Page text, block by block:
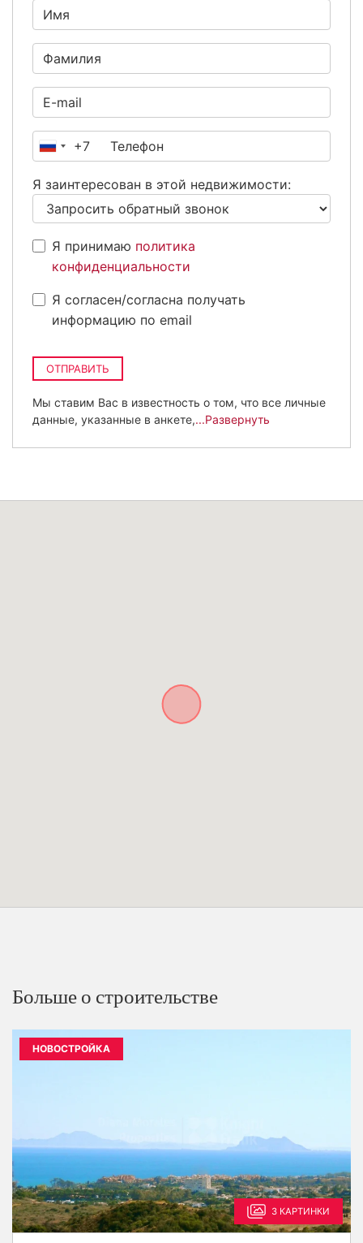
Россия
+7
Я заинтересован в этой недвижимости:
Я принимаю политика
конфиденциальности
Я согласен/согласна получать
информацию по email
ОТПРАВИТЬ
Мы ставим Вас в известность о том, что все личные
данные, указанные в анкете,...Развернуть
Больше о строительстве
НОВОСТРОЙКА
3 КАРТИНКИ